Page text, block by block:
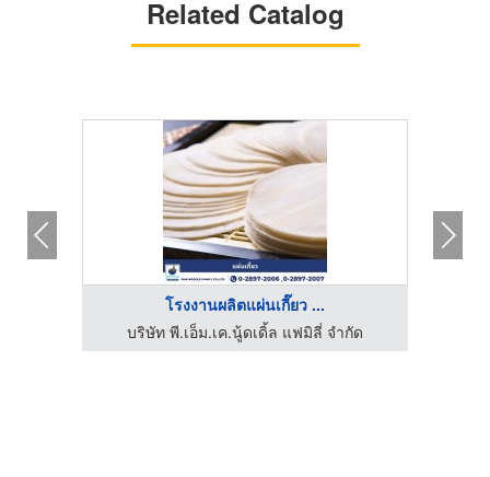
Related Catalog
โรงงานผลิตแผ่นเกี๊ยว ...
บริษัท พี.เอ็ม.เค.นู้ดเดิ้ล แฟมิลี่ จำกัด